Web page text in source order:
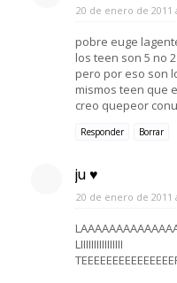
20 de enero de 2011
pobre euge
los teen son 5 no
pero por eso son
mismos teen que
creo quepeor
Responder Borrar
ju ♥
20 de enero de 2011
LIIIIIIIIIIIIIIII